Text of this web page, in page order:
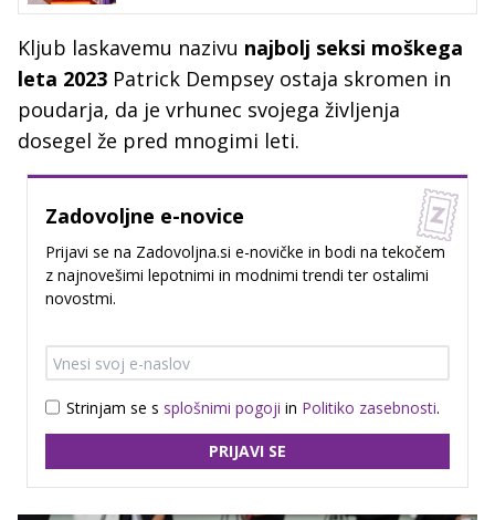
Kljub laskavemu nazivu najbolj seksi moškega
leta 2023 Patrick Dempsey ostaja skromen in
poudarja, da je vrhunec svojega življenja
dosegel že pred mnogimi leti.
Zadovoljne e-novice
Prijavi se na Zadovoljna.si e-novičke in bodi na tekočem
z najnovešimi lepotnimi in modnimi trendi ter ostalimi
novostmi.
Strinjam se s splošnimi pogoji in Politiko zasebnosti.
PRIJAVI SE